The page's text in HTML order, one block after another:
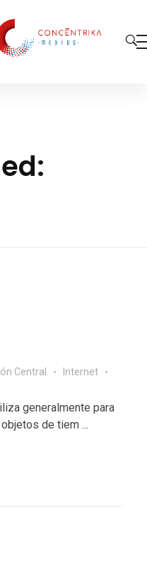
Central
Internet
generalmente para
de tiem ...